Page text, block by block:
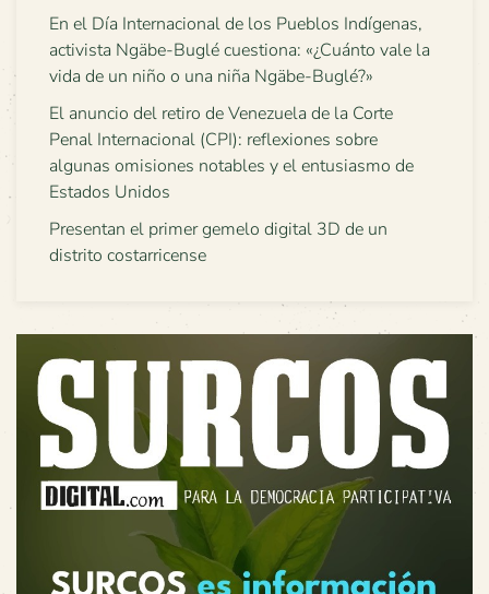
En el Día Internacional de los Pueblos Indígenas,
activista Ngäbe-Buglé cuestiona: «¿Cuánto vale la
vida de un niño o una niña Ngäbe-Buglé?»
El anuncio del retiro de Venezuela de la Corte
Penal Internacional (CPI): reflexiones sobre
algunas omisiones notables y el entusiasmo de
Estados Unidos
Presentan el primer gemelo digital 3D de un
distrito costarricense